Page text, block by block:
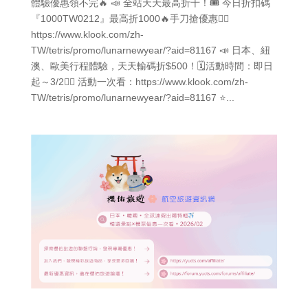
體驗優惠領不完🔥 📣 全站天天最高折千！🎟️ 今日折扣碼
『1000TW0212』最高折1000🔥手刀搶優惠👉🏻
https://www.klook.com/zh-
TW/tetris/promo/lunarnewyear/?aid=81167 📣 日本、紐
澳、歐美行程體驗，天天輸碼折$500！🗓️活動時間：即日
起～3/2👉🏻 活動一次看：https://www.klook.com/zh-
TW/tetris/promo/lunarnewyear/?aid=81167 ⭐...